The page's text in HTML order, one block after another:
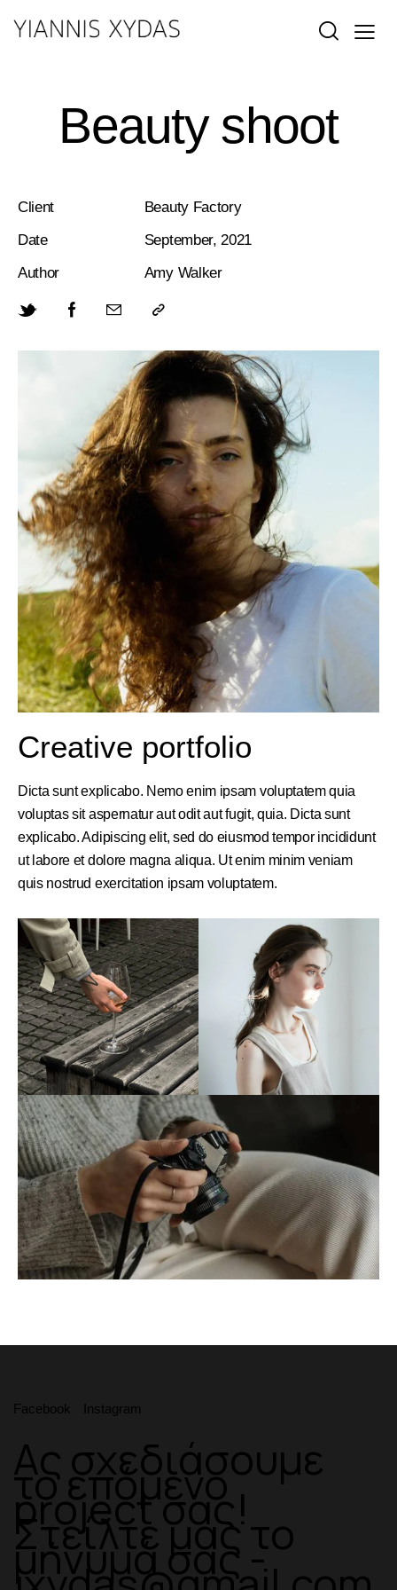
Beauty shoot
Creative portfolio
Dicta sunt explicabo. Nemo enim ipsam voluptatem quia
voluptas sit aspernatur aut odit aut fugit, quia. Dicta sunt
explicabo. Adipiscing elit, sed do eiusmod tempor incididunt
ut labore et dolore magna aliqua. Ut enim minim veniam
quis nostrud exercitation ipsam voluptatem.
Client
Beauty Factory
Date
September, 2021
Author
Amy Walker
Facebook Instagram
Ας σχεδιάσουμε
το επόμενο
project σας!
Στείλτε μας το
μήνυμά σας -